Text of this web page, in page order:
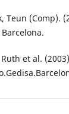
Teun (Comp).
et al.